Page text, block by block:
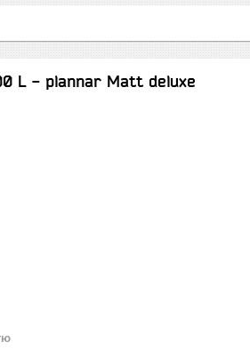
L - plannar Matt deluxe